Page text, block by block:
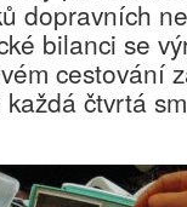
dopravních
bilanci se
cestování
čtvrtá